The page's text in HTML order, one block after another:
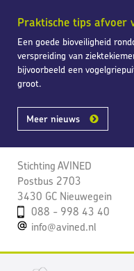
Praktische tips afvoer
Een goede bioveiligheid
verspreiding van
bijvoorbeeld een
groot.
Meer nieuws
Stichting AVINED
Postbus 2703
3430 GC Nieuwegein
088 - 998 43 40
info@avined.nl